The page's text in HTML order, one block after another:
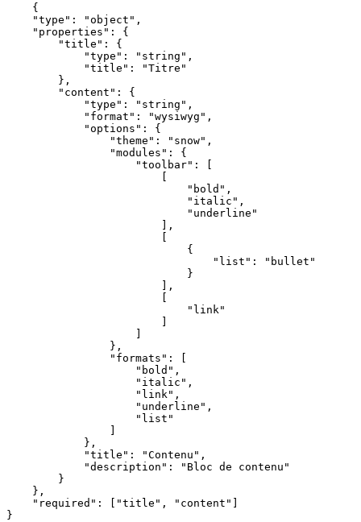
{
    "type": "object",
    "properties": {
        "title": {
            "type": "string",
            "title": "Titre"
        },
        "content": {
            "type": "string",
            "format": "wysiwyg",
            "options": {
                "theme": "snow",
                "modules": {
                    "toolbar": [
                            "bold",
                            "italic",
                            "underline"
                        ],
                            {
                                "list": "bullet"
                            }
                        ],
                            "link"
                },
                "formats": [
                    "bold",
                    "italic",
                    "link",
                    "underline",
                    "list"
            },
            "title": "Contenu",
            "description": "Bloc de contenu"
        }
    },
    "required": ["title", "content"]
}